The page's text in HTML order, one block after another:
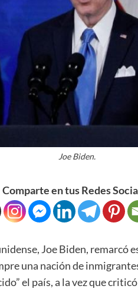
Joe Biden.
Comparte en tus Redes
Joe Biden, remarcó
una nación de
el país, a la vez que